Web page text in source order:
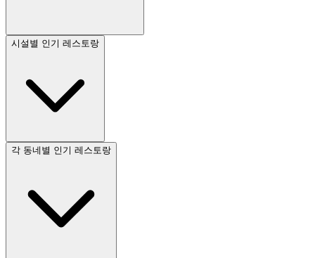
시설별 인기 레스토랑
각 동네별 인기 레스토랑